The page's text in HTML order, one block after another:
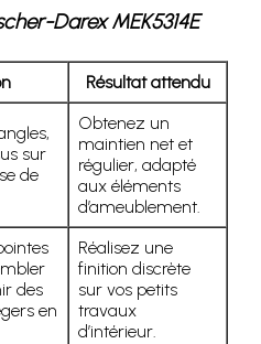
Darex MEK5314E
Résultat attendu
sur
de
Obtenez un
maintien net et
régulier, adapté
aux éléments
d’ameublement.
des
en
Réalisez une
finition discrète
sur vos petits
travaux
d’intérieur.